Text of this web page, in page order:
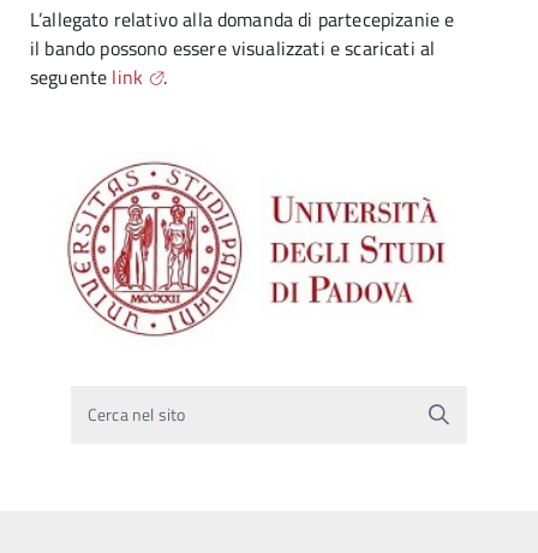
L’allegato relativo alla domanda di partecepizanie e
il bando possono essere visualizzati e scaricati al
seguente link .
Cerca nel sito